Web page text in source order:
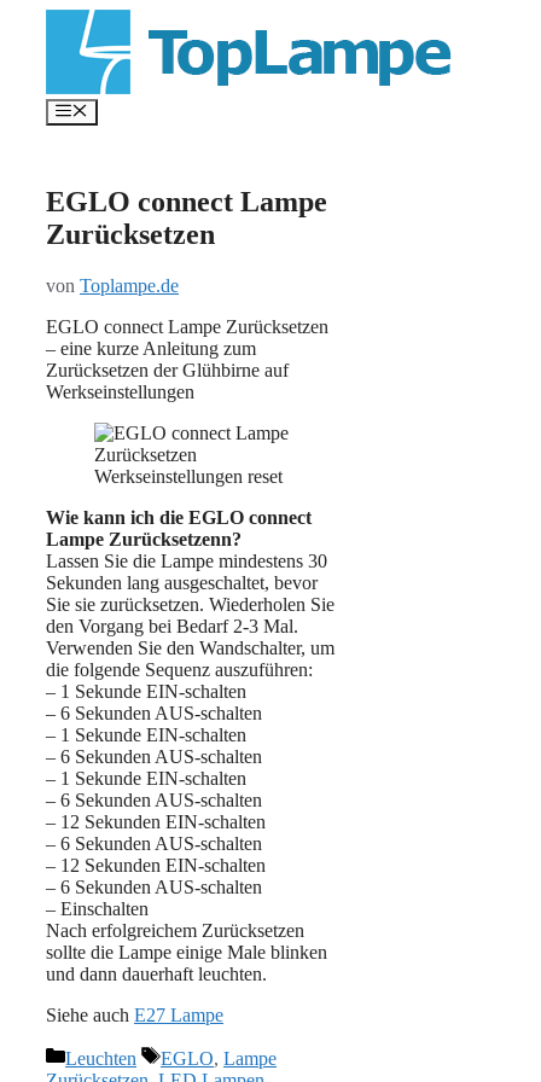
Menü
EGLO connect Lampe
Zurücksetzen
von Toplampe.de
EGLO connect Lampe Zurücksetzen
– eine kurze Anleitung zum
Zurücksetzen der Glühbirne auf
Werkseinstellungen
Wie kann ich die EGLO connect
Lampe Zurücksetzenn?
Lassen Sie die Lampe mindestens 30
Sekunden lang ausgeschaltet, bevor
Sie sie zurücksetzen. Wiederholen Sie
den Vorgang bei Bedarf 2-3 Mal.
Verwenden Sie den Wandschalter, um
die folgende Sequenz auszuführen:
– 1 Sekunde EIN-schalten
– 6 Sekunden AUS-schalten
– 1 Sekunde EIN-schalten
– 6 Sekunden AUS-schalten
– 1 Sekunde EIN-schalten
– 6 Sekunden AUS-schalten
– 12 Sekunden EIN-schalten
– 6 Sekunden AUS-schalten
– 12 Sekunden EIN-schalten
– 6 Sekunden AUS-schalten
– Einschalten
Nach erfolgreichem Zurücksetzen
sollte die Lampe einige Male blinken
und dann dauerhaft leuchten.
Siehe auch E27 Lampe
Kategorien
Leuchten Schlagwörter
EGLO, Lampe